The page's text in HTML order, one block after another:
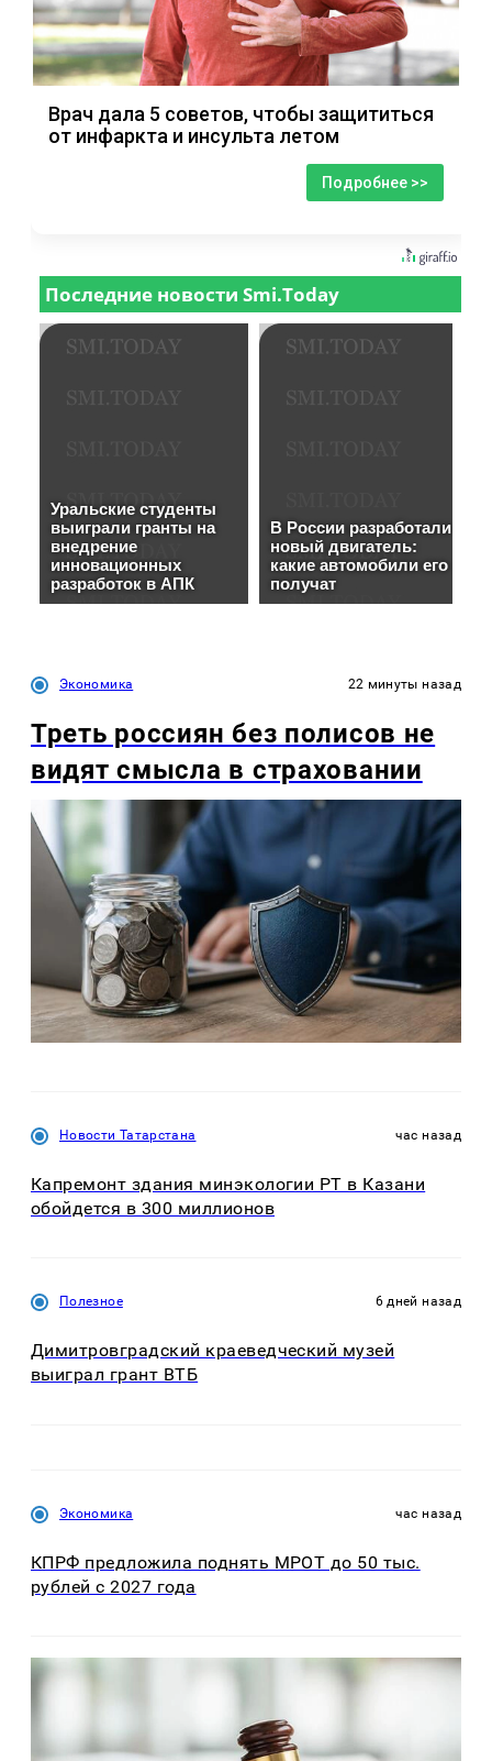
Врач дала 5 советов, чтобы защититься
от инфаркта и инсульта летом
Подробнее >>
Экономика 22 минуты назад
Треть россиян без полисов не
видят смысла в страховании
Новости Татарстана час назад
Капремонт здания минэкологии РТ в Казани
обойдется в 300 миллионов
Полезное 6 дней назад
Димитровградский краеведческий музей
выиграл грант ВТБ
Экономика час назад
КПРФ предложила поднять МРОТ до 50 тыс.
рублей с 2027 года